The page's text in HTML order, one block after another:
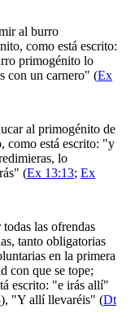
al burro
como está escrito:
primogénito lo
con un carnero" (Ex
al primogénito de
como está escrito: "y
lo
(Ex 13:13; Ex
todas las ofrendas
, tanto obligatorias
en la primera
con que se tope;
escrito: "e irás allí"
), "Y allí llevaréis" (Dt